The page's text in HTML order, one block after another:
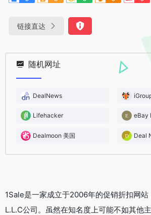
链接直达
随机网址
DealNews
Lifehacker eBay
Dealmoon 美国 Deal
1Sale是一家成立于2006年的促销折扣网
L.L.C公司。虽然在知名度上可能不如其他